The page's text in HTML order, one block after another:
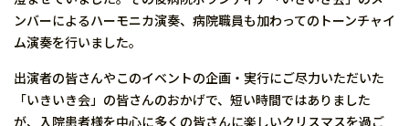
ンバーによるハーモニカ演奏、病院職員も加わってのトーンチャイ
ム演奏を行いました。
出演者の皆さんやこのイベントの企画・実行にご尽力いただいた
「いきいき会」の皆さんのおかげで、短い時間ではありました
が、入院患者様を中心に多くの皆さんに楽しいクリスマスを過ご